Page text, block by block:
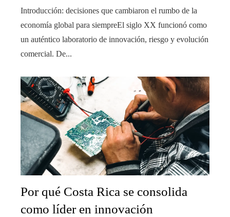
Introducción: decisiones que cambiaron el rumbo de la
economía global para siempreEl siglo XX funcionó como
un auténtico laboratorio de innovación, riesgo y evolución
comercial. De...
Por qué Costa Rica se consolida
como líder en innovación